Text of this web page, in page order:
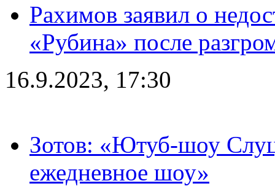
Рахимов заявил о
«Рубина» после
16.9.2023, 17:30
Зотов: «Ютуб-шоу
ежедневное шоу»